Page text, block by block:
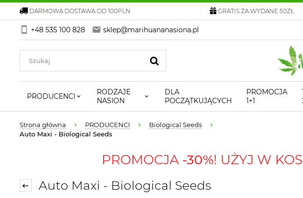
DARMOWA DOSTAWA OD 100PLN GRATIS ZA WYDANE 50ZŁ
+48 535 100 828 sklep@marihuananasiona.pl
PRODUCENCI
RODZAJE
NASION
DLA
POCZĄTKUJĄCYCH
PROMOCJA
1+1
Strona główna PRODUCENCI
Biological Seeds
Auto Maxi - Biological Seeds
PROMOCJA -30%! UŻYJ W
Auto Maxi - Biological Seeds